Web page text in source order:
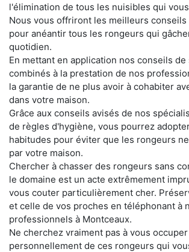
l'élimination de tous les nuisibles qui
Nous vous offriront les meilleurs conseils
pour anéantir tous les rongeurs qui
quotidien.
En mettant en application nos conseils de
combinés à la prestation de nos
la garantie de ne plus avoir à cohabiter
dans votre maison.
Grâce aux conseils avisés de nos
de règles d'hygiène, vous pourrez
habitudes pour éviter que les rongeurs
par votre maison.
Chercher à chasser des rongeurs sans
le domaine est un acte extrêmement
vous couter particulièrement cher.
et celle de vos proches en téléphonant à
professionnels à Montceaux.
Ne cherchez vraiment pas à vous occuper
personnellement de ces rongeurs qui